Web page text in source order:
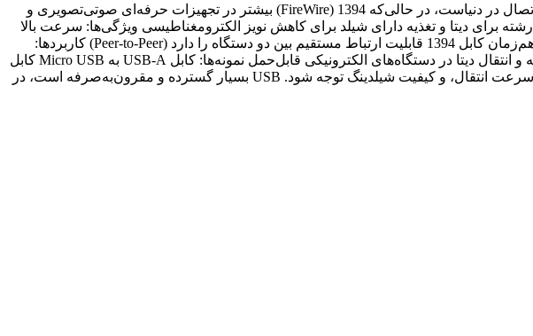
کابل USB و 1394 (FireWire) کابل‌هایی برای انتقال داده و تغذیه میان دستگاه‌های دیجیتال. USB رایج‌ترین استاندارد اتصال در دنیاست، در حالی‌که 1394 (FireWire) بیشتر در تجهیزات حرفه‌ای صوتی‌تصویری و
صنعتی دیده می‌شود. ساختار: کابل USB شامل ۴ رشته (تغذیه، زمین، و دو خط دیتا) کابل 1394 معمولاً شامل ۴ یا ۶ رشته برای دیتا و تغذیه دارای شیلد برای کاهش نویز الکترومغناطیسی ویژگی‌ها: سرعت بالا
در انتقال داده (USB 2.0 تا 480Mbps، USB 3.0 تا 5Gbps، 1394 تا 800Mbps) قابلیت Plug & Play و پشتیبانی از تغذیه هم‌زمان کابل 1394 قابلیت ارتباط مستقیم بین دو دستگاه را دارد (Peer-to-Peer) کاربردها:
اتصال فلش، موس، کیبورد، پرینتر، موبایل (USB) اتصال دوربین‌های حرفه‌ای، تجهیزات صدا و تصویر (FireWire) تغذیه و انتقال دیتا در دستگاه‌های الکترونیکی قابل‌حمل نمونه‌ها: کابل USB-A به Micro USB کابل
USB-C به USB-C برای شارژ سریع کابل FireWire 6 پین به 4 پین برای دوربین‌ها در انتخاب کابل باید به نوع کانکتور، سرعت انتقال، و کیفیت شیلدینگ توجه شود. USB بسیار گسترده و مقرون‌به‌صرفه است، در